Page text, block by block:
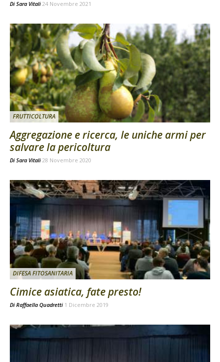
Di Sara Vitali 24 Novembre 2021
FRUTTICOLTURA
Aggregazione e ricerca, le uniche armi per
salvare la pericoltura
Di Sara Vitali 28 Novembre 2020
DIFESA FITOSANITARIA
Cimice asiatica, fate presto!
Di Raffaella Quadretti 1 Dicembre 2019